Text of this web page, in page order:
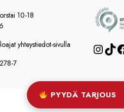
10-18
yhteystiedot-sivulla
7
PYYDÄ TARJOUS